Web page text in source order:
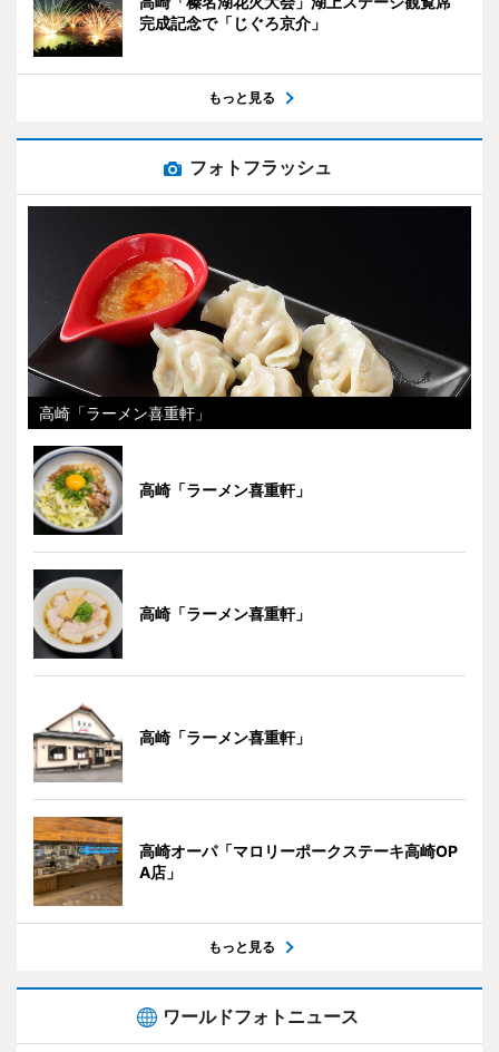
完成記念で「じぐろ京介」
もっと見る
フォトフラッシュ
高崎「ラーメン喜重軒」
高崎「ラーメン喜重軒」
高崎「ラーメン喜重軒」
高崎「ラーメン喜重軒」
高崎オーパ「マロリーポークステーキ高崎OP
A店」
もっと見る
ワールドフォトニュース